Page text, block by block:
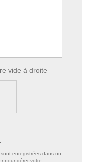
vide à droite
enregistrées dans un
pour gérer votre